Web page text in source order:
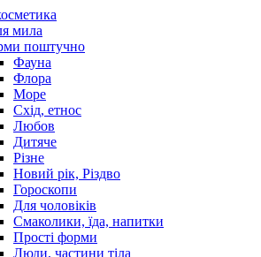
мила
поштучно
Фауна
Флора
Море
Схід, етнос
Любов
Дитяче
Різне
Новий рік, Різдво
Гороскопи
Для чоловіків
Смаколики, їда, напитки
Прості форми
Люди, частини тіла